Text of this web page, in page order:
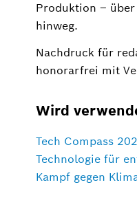
Produktion – über
hinweg.
Nachdruck für
honorarfrei mit
Wird
Tech Compass
Technologie für
Kampf gegen